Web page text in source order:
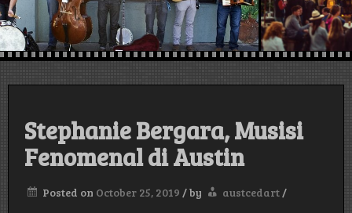
austin , Texas,
USA
Stephanie Bergara, Musisi
Fenomenal di Austin
Posted on October 25, 2019 /by austcedart/